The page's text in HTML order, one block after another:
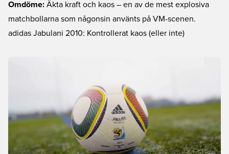
Omdöme: Äkta kraft och kaos – en av de mest explosiva
matchbollarna som någonsin använts på VM-scenen.
adidas Jabulani 2010: Kontrollerat kaos (eller inte)